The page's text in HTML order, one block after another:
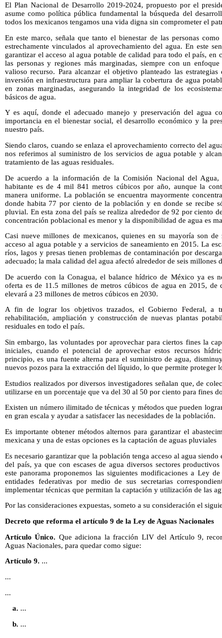
El Plan Nacional de Desarrollo 2019-2024, propuesto por el
asume como política pública fundamental la búsqueda del
todos los mexicanos tengamos una vida digna sin comprometer el
En este marco, señala que tanto el bienestar de las personas
estrechamente vinculados al aprovechamiento del agua. En este
garantizar el acceso al agua potable de calidad para todo el país,
las personas y regiones más marginadas, siempre con un
valioso recurso. Para alcanzar el objetivo planteado las
inversión en infraestructura para ampliar la cobertura de agua
en zonas marginadas, asegurando la integridad de los
básicos de agua.
Y es aquí, donde el adecuado manejo y preservación del agua
importancia en el bienestar social, el desarrollo económico y la
nuestro país.
Siendo claros, cuando se enlaza el aprovechamiento correcto del
nos referimos al suministro de los servicios de agua potable y
tratamiento de las aguas residuales.
De acuerdo a la información de la Comisión Nacional del
habitante es de 4 mil 841 metros cúbicos por año, aunque la
manera uniforme. La población se encuentra mayormente
donde habita 77 por ciento de la población y en donde se recibe
pluvial. En esta zona del país se realiza alrededor de 92 por ciento
concentración poblacional es menor y la disponibilidad de agua es
Casi nueve millones de mexicanos, quienes en su mayoría son de
acceso al agua potable y a servicios de saneamiento en 2015. La
ríos, lagos y presas tienen problemas de contaminación por
adecuado; la mala calidad del agua afectó alrededor de seis millones
De acuerdo con la Conagua, el balance hídrico de México ya es
oferta es de 11.5 millones de metros cúbicos de agua en 2015, de
elevará a 23 millones de metros cúbicos en 2030.
A fin de lograr los objetivos trazados, el Gobierno Federal, a
rehabilitación, ampliación y construcción de nuevas plantas
residuales en todo el país.
Sin embargo, las voluntades por aprovechar para ciertos fines la
iniciales, cuando el potencial de aprovechar estos recursos
principio, es una fuente alterna para el suministro de agua,
nuevos pozos para la extracción del líquido, lo que permite proteger
Estudios realizados por diversos investigadores señalan que, de
utilizarse en un porcentaje que va del 30 al 50 por ciento para fines
Existen un número ilimitado de técnicas y métodos que pueden
en gran escala y ayudar a satisfacer las necesidades de la población.
Es importante obtener métodos alternos para garantizar el
mexicana y una de estas opciones es la captación de aguas pluviales
Es necesario garantizar que la población tenga acceso al agua
del país, ya que con escases de agua diversos sectores
este panorama proponemos las siguientes modificaciones a Ley
entidades federativas por medio de sus secretarias
implementar técnicas que permitan la captación y utilización de las
Por las consideraciones expuestas, someto a su consideración el
Decreto que reforma el artículo 9 de la Ley de Aguas Nacionales
Artículo Único. Que adiciona la fracción LIV del Artículo 9,
Aguas Nacionales, para quedar como sigue:
Artículo 9. ...
...
...
a. ...
b. ...